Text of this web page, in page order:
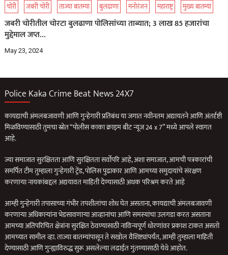
चोरी जबरी चोरी ताज्या बातम्या बुलढाणा मनोरंजन महाराष्ट्र मुख्य बातम्या
जबरी चोरीतील चोरटा बुलढाणा पोलिसांच्या ताब्यात; 3 लाख 85 हजारांचा
मुद्देमाल जप्त…
May 23, 2024
Police Kaka Crime Beat News 24X7
कायद्याची अंमलबजावणी आणि गुन्हेगारी प्रतिबंध या जगात नवीनतम अद्यायतने आणि अंतर्दृष्टी
मिळविण्यासाठी तुमचा स्रोत “पोलीस काका क्राइम बीट न्यूज 24 x 7” मध्ये आपले स्वागत
आहे.
ज्या समाजात सुरक्षितता आणि सुरक्षितता सर्वोपरि आहे, अशा समाजात, आमची पत्रकारांची
समर्पित टीम तुम्हाला गुन्हेगारी ट्रेंड, पोलिस पुढाकार आणि आमच्या समुदायांचे संरक्षण
करणार्‍या नायकांबद्दल अद्ययावत माहिती देण्यासाठी अथक परिश्रम करते आहे
आम्ही गुन्हेगारी तपासाच्या गंभीर तपशीलांचा शोध घेत असताना, कायद्याची अंमलबजावणी
करणार्‍या अधिकार्‍यांना भेडसावणार्‍या आव्हानांचा आणि समस्यांचा उलगडा करत असताना
आमच्या अतिपरिचित क्षेत्रांना सुरक्षित ठेवण्यासाठी नाविन्यपूर्ण धोरणांवर प्रकाश टाकत असतो
आमच्यात सामील व्हा. ताज्या बातम्यांपासून ते सखोल वैशिष्ट्यांपर्यंत, आम्ही तुम्हाला माहिती
देण्यासाठी आणि गुन्ह्याविरुद्ध सुरू असलेल्या लढाईत गुंतण्यासाठी येथे आहोत.